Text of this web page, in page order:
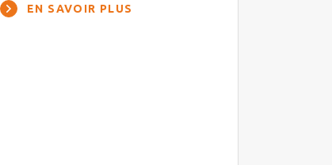
EN SAVOIR PLUS